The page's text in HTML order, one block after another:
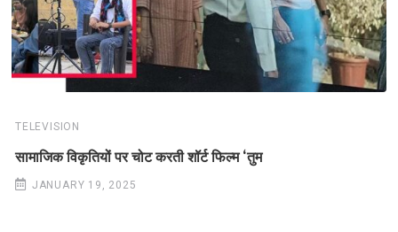
TELEVISION
सामाजिक विकृतियों पर चोट करती शॉर्ट फिल्म ‘तुम
JANUARY 19, 2025